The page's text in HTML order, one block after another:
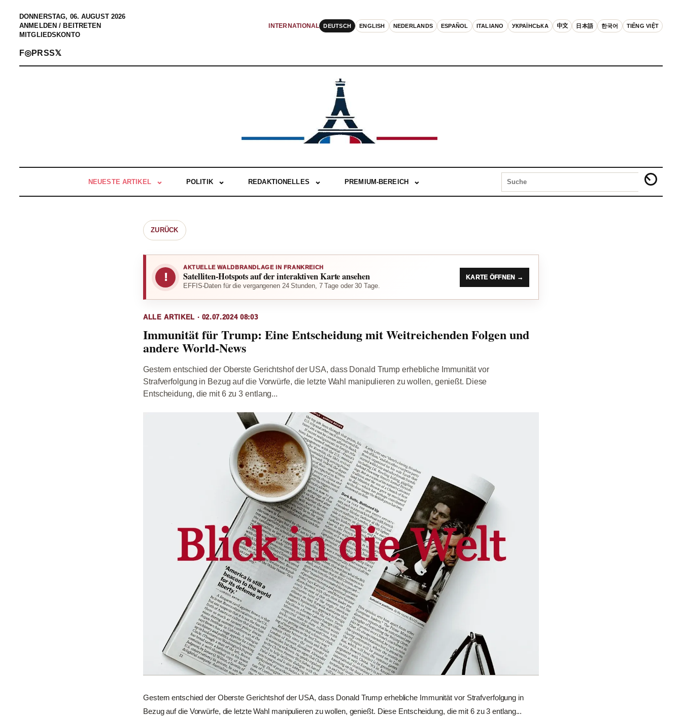
DONNERSTAG, 06. AUGUST 2026
ANMELDEN / BEITRETEN
MITGLIEDSKONTO
INTERNATIONAL DEUTSCH ENGLISH NEDERLANDS ESPAÑOL ITALIANO УКРАЇНСЬКА 中文 日本語 한국어 TIẾNG VIỆT
F◎PRSS𝕏
NEUESTE ARTIKEL POLITIK REDAKTIONELLES PREMIUM-BEREICH
ZURÜCK
!
AKTUELLE WALDBRANDLAGE IN FRANKREICH
Satelliten-Hotspots auf der interaktiven Karte ansehen
EFFIS-Daten für die vergangenen 24 Stunden, 7 Tage oder 30 Tage.
KARTE ÖFFNEN →
ALLE ARTIKEL · 02.07.2024 08:03
Immunität für Trump: Eine Entscheidung mit Weitreichenden Folgen und
andere World-News
Gestern entschied der Oberste Gerichtshof der USA, dass Donald Trump erhebliche Immunität vor
Strafverfolgung in Bezug auf die Vorwürfe, die letzte Wahl manipulieren zu wollen, genießt. Diese
Entscheidung, die mit 6 zu 3 entlang...
Gestern entschied der Oberste Gerichtshof der USA, dass Donald Trump erhebliche Immunität vor Strafverfolgung in
Bezug auf die Vorwürfe, die letzte Wahl manipulieren zu wollen, genießt. Diese Entscheidung, die mit 6 zu 3 entlang...